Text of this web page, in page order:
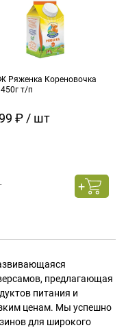
Ряженка Кореновочка
т/п
₽ / шт
предлагающая
питания и
ценам. Мы успешно
для широкого